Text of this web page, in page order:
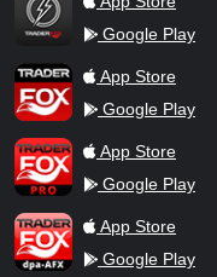
Google Play
TraderFox AppApp Store
Google Play
TraderFox ProApp Store
Google Play
TraderFox dpa-AFX
App Store
Google Play